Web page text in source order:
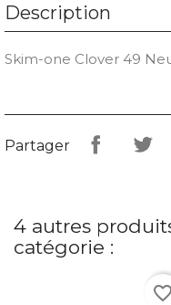
Description
Skim-one Clover 49
Partager
4 autres
catégorie :
favorite_border